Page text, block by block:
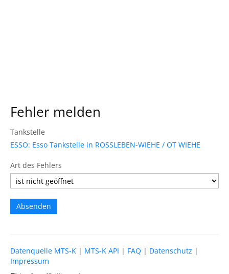
Fehler melden
Tankstelle
ESSO: Esso Tankstelle in ROSSLEBEN-WIEHE / OT WIEHE
Art des Fehlers
Datenquelle MTS-K | MTS-K API | FAQ | Datenschutz |
Impressum